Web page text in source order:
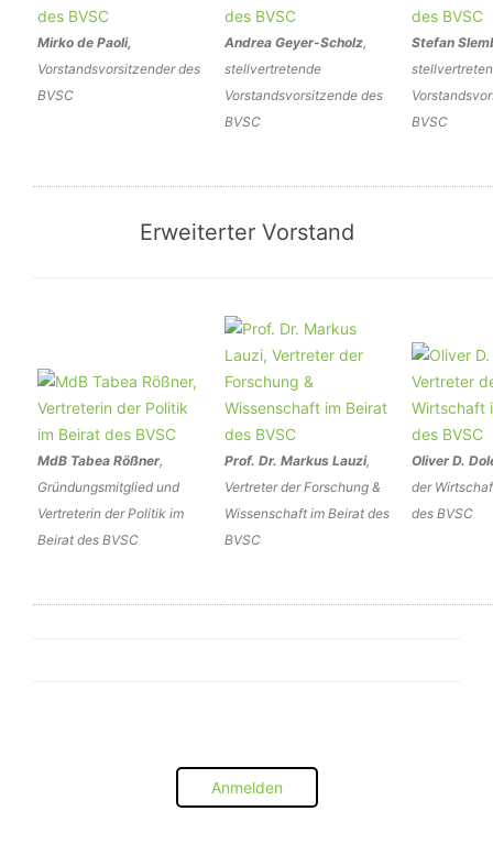
Mirko de Paoli,
Vorstandsvorsitzender des
BVSC
Andrea Geyer-Scholz,
stellvertretende
Vorstandsvorsitzende des
BVSC
Stefan
BVSC
Erweiterter Vorstand
MdB Tabea Rößner,
Gründungsmitglied und
Vertreterin der Politik im
Beirat des BVSC
Prof. Dr. Markus Lauzi,
Vertreter der Forschung &
Wissenschaft im Beirat des
BVSC
Oliver D.
der
des BVSC
Anmelden